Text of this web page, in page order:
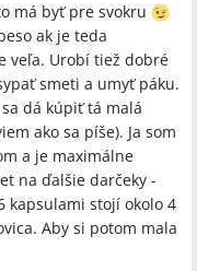
má byť pre svokru
ak je teda
veľa. Urobí tiež dobré
smeti a umyť páku.
dá kúpiť tá malá
ako sa píše). Ja som
a je maximálne
na ďalšie darčeky -
kapsulami stojí okolo 4
Aby si potom mala